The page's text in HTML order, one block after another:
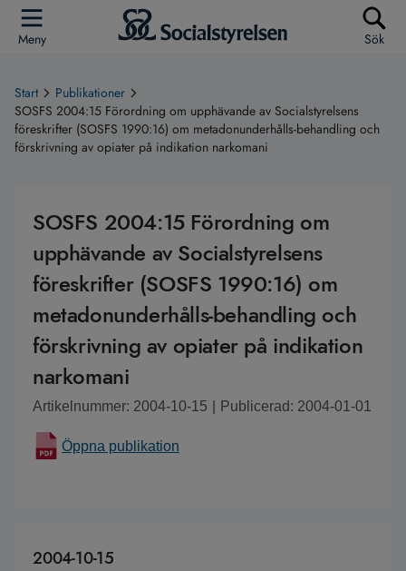
Meny Sök
Start
Publikationer
SOSFS 2004:15 Förordning om upphävande av Socialstyrelsens
föreskrifter (SOSFS 1990:16) om metadonunderhålls-behandling och
förskrivning av opiater på indikation narkomani
SOSFS 2004:15 Förordning om
upphävande av Socialstyrelsens
föreskrifter (SOSFS 1990:16) om
metadonunderhålls-behandling och
förskrivning av opiater på indikation
narkomani
Artikelnummer: 2004-10-15 Publicerad: 2004-01-01
Öppna publikation
2004-10-15